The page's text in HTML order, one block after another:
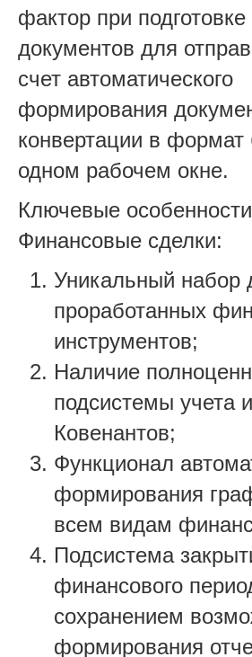
фактор при подготовке
документов для
счет автоматического
формирования
конвертации в формат
одном рабочем окне.
Ключевые
Финансовые сделки:
Уникальный набор
проработанных
инструментов;
Наличие
подсистемы учета
Ковенантов;
Функционал
формирования
всем видам
Подсистема
финансового
сохранением
формирования